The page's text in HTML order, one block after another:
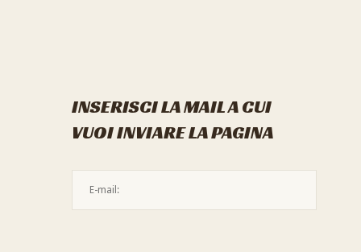
INSERISCI LA MAIL A CUI
VUOI INVIARE LA PAGINA